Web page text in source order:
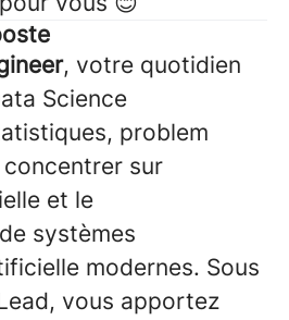
, votre quotidien
Science
problem
sur
et le
systèmes
modernes. Sous
vous apportez